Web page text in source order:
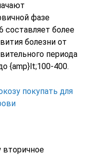
фазе
составляет более
болезни от
периода
{amp}lt;100-400.
покупать для
вторичное